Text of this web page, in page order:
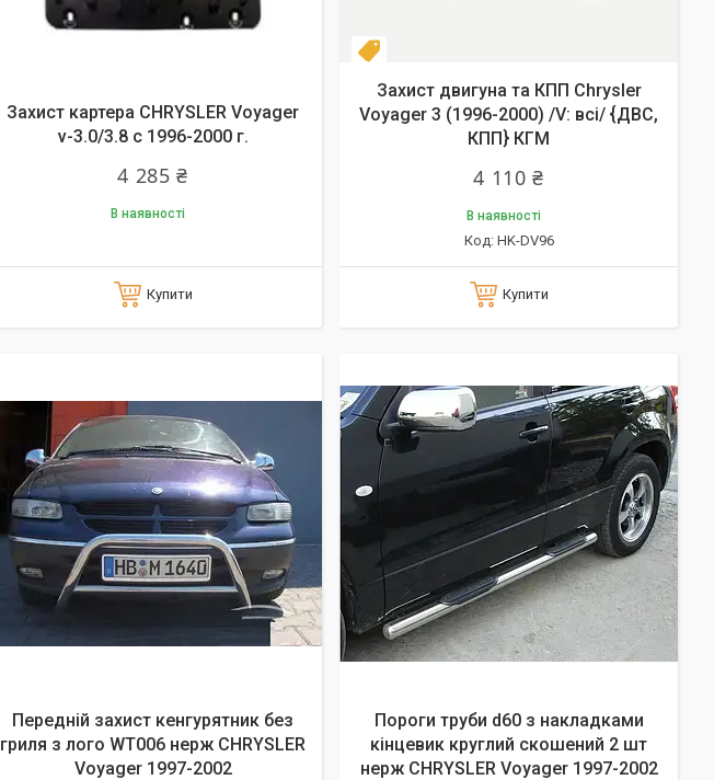
Захист картера CHRYSLER Voyager
v-3.0/3.8 c 1996-2000 г.
4 285 ₴
В наявності
Купити
Захист двигуна та КПП Chrysler
Voyager 3 (1996-2000) /V: всі/ {ДВС,
КПП} КГМ
4 110 ₴
В наявності
HK-DV96
Купити
Передній захист кенгурятник без
гриля з лого WT006 нерж CHRYSLER
Voyager 1997-2002
Пороги труби d60 з накладками
кінцевик круглий скошений 2 шт
нерж CHRYSLER Voyager 1997-2002